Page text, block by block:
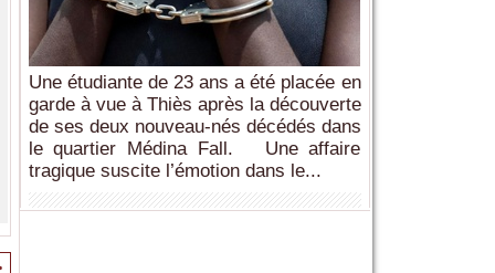
Une étudiante de 23 ans a été placée en
garde à vue à Thiès après la découverte
de ses deux nouveau-nés décédés dans
le quartier Médina Fall. Une affaire
tragique suscite l’émotion dans le...